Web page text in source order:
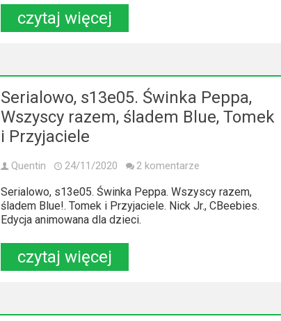
czytaj więcej
Serialowo, s13e05. Świnka Peppa,
Wszyscy razem, śladem Blue, Tomek
i Przyjaciele
Quentin 24/11/2020 2 komentarze
Serialowo, s13e05. Świnka Peppa. Wszyscy razem,
śladem Blue!. Tomek i Przyjaciele. Nick Jr., CBeebies.
Edycja animowana dla dzieci.
czytaj więcej